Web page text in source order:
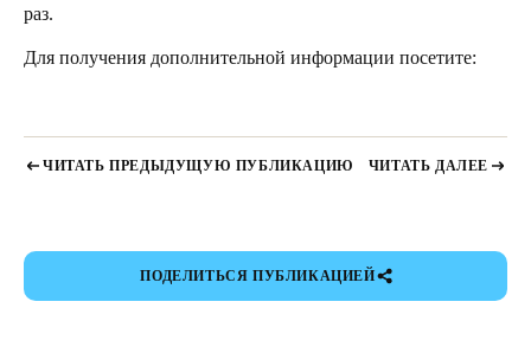
раз.
Для получения дополнительной информации посетите:
ЧИТАТЬ ПРЕДЫДУЩУЮ ПУБЛИКАЦИЮ ЧИТАТЬ ДАЛЕЕ
ПОДЕЛИТЬСЯ ПУБЛИКАЦИЕЙ